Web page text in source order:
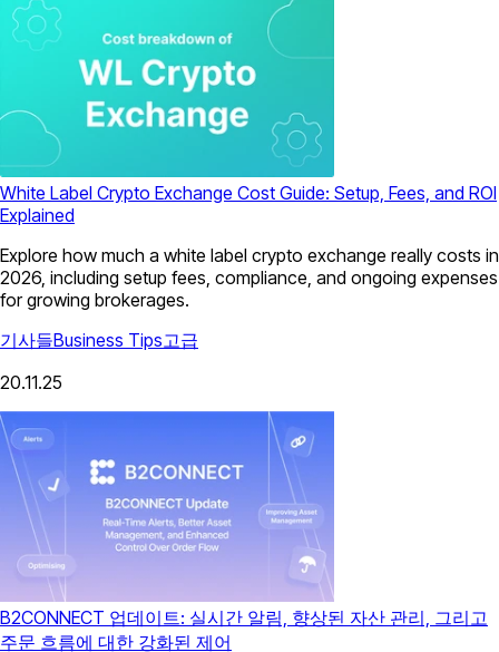
White Label Crypto Exchange Cost Guide: Setup, Fees, and ROI
Explained
Explore how much a white label crypto exchange really costs in
2026, including setup fees, compliance, and ongoing expenses
for growing brokerages.
기사들Business Tips고급
20.11.25
B2CONNECT 업데이트: 실시간 알림, 향상된 자산 관리, 그리고
주문 흐름에 대한 강화된 제어